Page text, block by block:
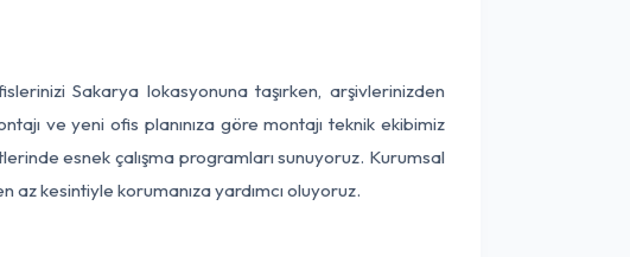
Sakarya lokasyonuna taşırken, arşivlerinizden
ve yeni ofis planınıza göre montajı teknik ekibimiz
esnek çalışma programları sunuyoruz. Kurumsal
az kesintiyle korumanıza yardımcı oluyoruz.